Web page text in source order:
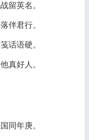
留英名。
伴君行。
话语硬。
真好人。
同年庚。